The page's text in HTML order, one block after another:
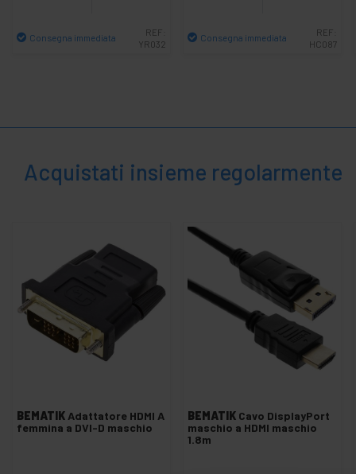
Luci
Sicurezza,
allarmi e
+
Casa
affari
+
Tempo
Libero
Zona
+
Consegna immediata
REF:
YR032
Consegna immediata
REF:
HC087
Acquistati insieme regolarmente
BEMATIK Adattatore HDMI A
femmina a DVI-D maschio
BEMATIK Cavo DisplayPort
maschio a HDMI maschio
1.8m